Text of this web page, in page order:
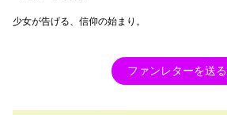
少女が告げる、信仰の始まり。
ファンレターを送る